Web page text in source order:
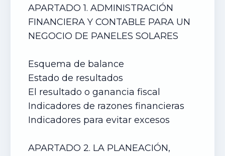
APARTADO 1. ADMINISTRACIÓN
FINANCIERA Y CONTABLE PARA UN
NEGOCIO DE PANELES SOLARES
Esquema de balance
Estado de resultados
El resultado o ganancia fiscal
Indicadores de razones financieras
Indicadores para evitar excesos
APARTADO 2. LA PLANEACIÓN,